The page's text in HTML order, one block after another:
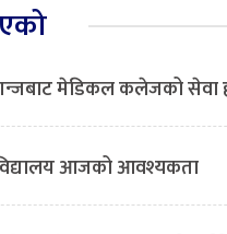
मेडिकल कलेजको सेवा
आजको आवश्यकता